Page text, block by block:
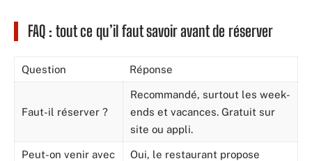
FAQ : tout ce qu’il faut savoir avant de réserver
Question Réponse
Faut-il réserver ?
Recommandé, surtout les week-
ends et vacances. Gratuit sur
site ou appli.
Peut-on venir avec
Oui, le restaurant propose